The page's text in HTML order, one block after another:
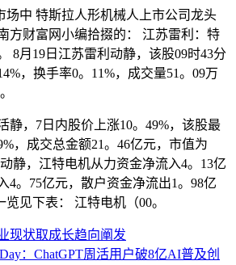
中 特斯拉人形机械人上市公司龙头
方财富网小编拾掇的： 江苏雷利：特
8月19日江苏雷利动静，该股09时43分
，换手率0。11%，成交量51。09万
，7日内股价上涨10。49%，该股最
，成交总金额21。46亿元，市值为
静，江特电机从力资金净流入4。13亿
4。75亿元，散户资金净流出1。98亿
见下表： 江特电机（00。
现状取成长趋向阐发
：ChatGPT周活用户破8亿AI普及创